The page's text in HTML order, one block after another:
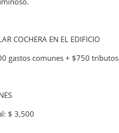
COCHERA EN EL EDIFICIO
gastos comunes + $750 tributos
$ 3,500